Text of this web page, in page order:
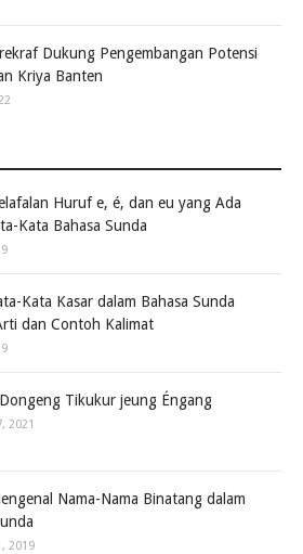
Dukung Pengembangan Potensi
Kriya Banten
Huruf e, é, dan eu yang Ada
Kata Bahasa Sunda
Kata Kasar dalam Bahasa Sunda
dan Contoh Kalimat
Tikukur jeung Éngang
2021
Nama-Nama Binatang dalam
2019